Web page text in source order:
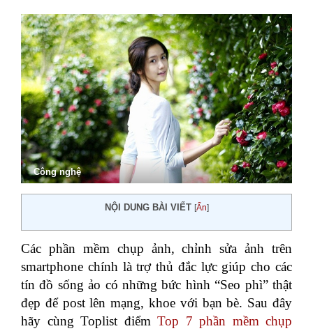
Công nghệ
NỘI DUNG BÀI VIẾT [Ẩn]
Các phần mềm chụp ảnh, chỉnh sửa ảnh trên
smartphone chính là trợ thủ đắc lực giúp cho các
tín đồ sống ảo có những bức hình “Seo phì” thật
đẹp để post lên mạng, khoe với bạn bè. Sau đây
hãy cùng Toplist điểm Top 7 phần mềm chụp